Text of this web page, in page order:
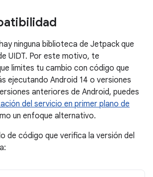
ninguna biblioteca de Jetpack que
UIDT. Por este motivo, te
limites tu cambio con código que
ejecutando Android 14 o versiones
anteriores de Android, puedes
del servicio en primer plano de
un enfoque alternativo.
de código que verifica la versión del